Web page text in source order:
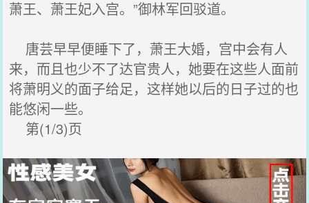
萧王、萧王妃入宫。”御林军回驳道。
唐芸早早便睡下了，萧王大婚，宫中会有人
来，而且也少不了达官贵人，她要在这些人面前
将萧明义的面子给足，这样她以后的日子过的也
能悠闲一些。
第(1/3)页